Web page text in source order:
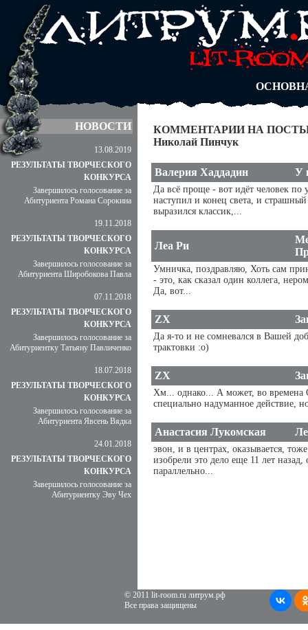
АВТОРЫ
БЛОГИ
АБИТУРА
НОВОСТИ
13.08.2019
РЕЗУЛЬТАТЫ ТВОРЧЕСКОГО
КОНКУРСА
Завершилось голосование за
Абитуриента Романа Сорокина
19.11.2018
РЕЗУЛЬТАТЫ ТВОРЧЕСКОГО
КОНКУРСА
Завершилось голосование за
Абитуриента Широбокова Павла
07.11.2018
РЕЗУЛЬТАТЫ ТВОРЧЕСКОГО
КОНКУРСА
Завершилось голосование за
Абитуриентку Татьяну Павличенко
18.07.2018
РЕЗУЛЬТАТЫ ТВОРЧЕСКОГО
КОНКУРСА
Завершилось голосование за
Абитуриента Явсень Вядка
24.01.2018
РЕЗУЛЬТАТЫ ТВОРЧЕСКОГО
КОНКУРСА
Завершилось голосование за
Абитуриентку Эву Чех
КОММЕНТАРИИ НА
Николай Пинчук
Валерия Хаддадин У
Да всё проще - вот идёт человек по
наступил и конец света, и
выразился классик,...
Леа Ри
Умничка, поздравляю, Хоть сам
- это, как сказал один коллега,
Да, вот...
ZX
Да я-то и не сомневался в Вашей
трактовки :о)
ZX
Хм... однако... А может, во времена
специально надуманное действие,
Анастасия Лукомская
эвон, и в центрах, оказывается,
изобрели это дело еще 11 лет
параллельно...
© 2011 lit-room.ru литрум.рф
Все права защищены